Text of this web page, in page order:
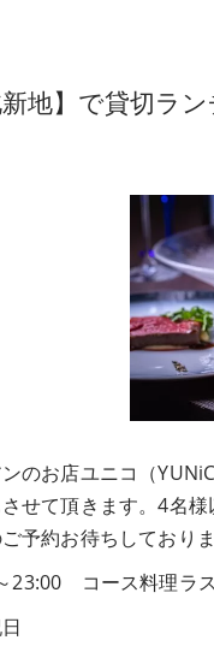
新地】で貸切ラ
のお店ユニコ（
せて頂きます。4名
予約お待ちしておりま
23:00 コース料理